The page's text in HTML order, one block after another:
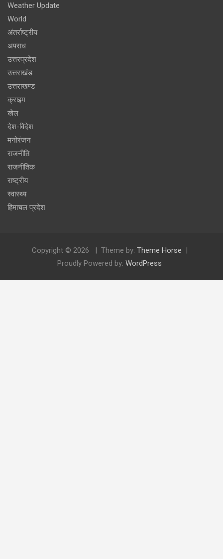
Weather Update
World
अंतर्राष्ट्रीय
अपराध
उत्तरप्रदेश
उत्तराखंड
उत्तराखण्ड
क्राइम
खेल
देश-विदेश
मनोरंजन
राजनीति
राजनीतिक
राष्ट्रीय
स्वास्थ्य
हिमाचल प्रदेश
Copyright © 2026 Theme by: Theme Horse
Proudly Powered by: WordPress